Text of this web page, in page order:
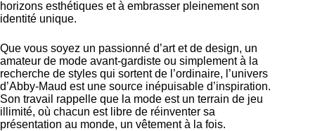
horizons esthétiques et à embrasser pleinement son
identité unique.
Que vous soyez un passionné d’art et de design, un
amateur de mode avant-gardiste ou simplement à la
recherche de styles qui sortent de l’ordinaire, l’univers
d’Abby-Maud est une source inépuisable d’inspiration.
Son travail rappelle que la mode est un terrain de jeu
illimité, où chacun est libre de réinventer sa
présentation au monde, un vêtement à la fois.